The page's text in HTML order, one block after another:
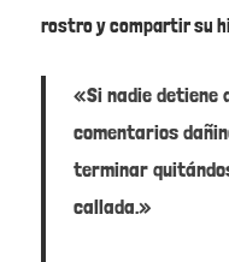
rostro y compartir su
«Si nadie detiene
comentarios
terminar
callada.»